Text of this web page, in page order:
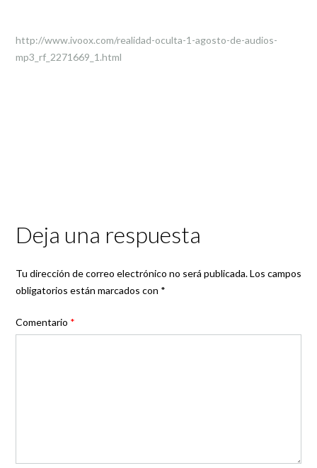
http://www.ivoox.com/realidad-oculta-1-agosto-de-audios-
mp3_rf_2271669_1.html
Deja una respuesta
Tu dirección de correo electrónico no será publicada.Los campos
obligatorios están marcados con *
Comentario *